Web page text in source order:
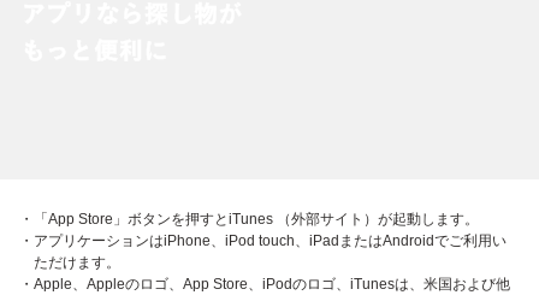
・「App Store」ボタンを押すとiTunes （外部サイト）が起動します。
・アプリケーションはiPhone、iPod touch、iPadまたはAndroidでご利用い
ただけます。
・Apple、Appleのロゴ、App Store、iPodのロゴ、iTunesは、米国および他